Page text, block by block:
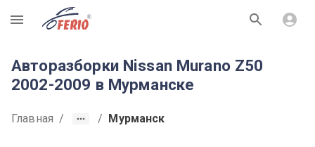
R
Авторазборки Nissan Murano Z50
2002-2009 в Мурманске
Главная / / Мурманск